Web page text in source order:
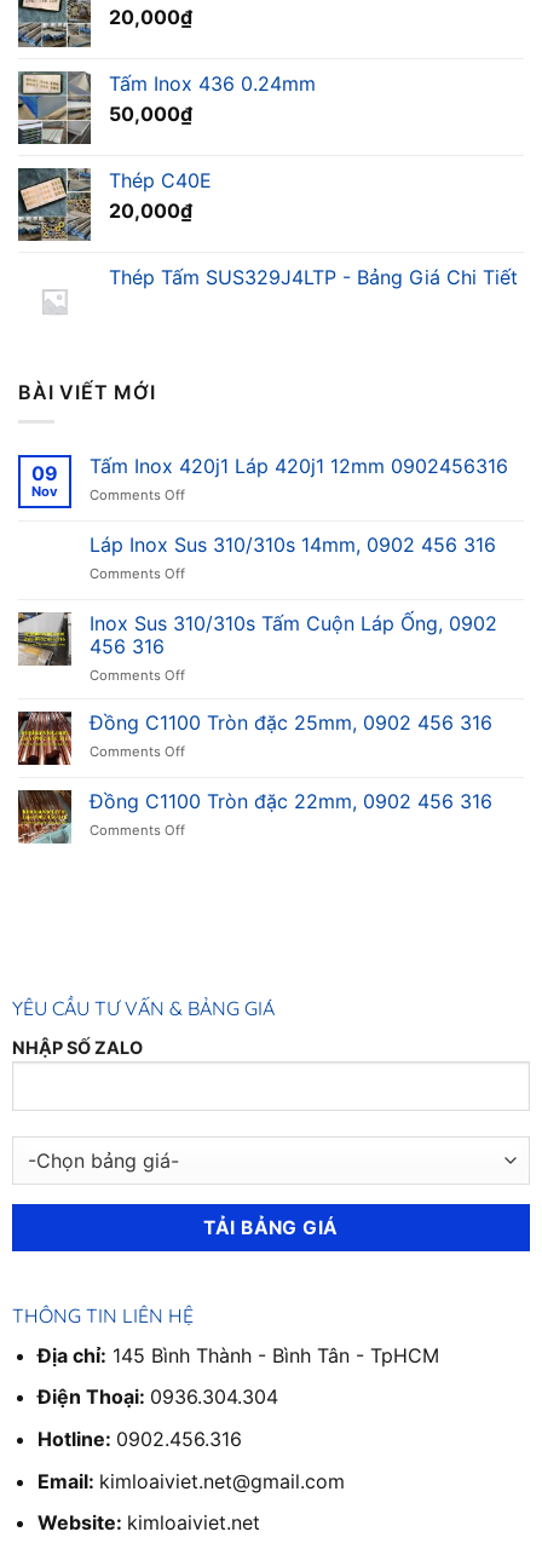
20,000₫
Tấm Inox 436 0.24mm
50,000₫
Thép C40E
20,000₫
Thép Tấm SUS329J4LTP - Bảng Giá Chi Tiết
BÀI VIẾT MỚI
09
Nov
Tấm Inox 420j1 Láp 420j1 12mm 0902456316
Comments Offon
Inox
420j1
Láp
12mm
0902456316
Láp Inox Sus 310/310s 14mm, 0902 456 316
Comments Offon
Inox
Sus
14mm,
456
Inox Sus 310/310s Tấm Cuộn Láp Ống, 0902
456 316
Comments Offon
Sus
310/310s
Láp
Đồng C1100 Tròn đặc 25mm, 0902 456 316
Comments Offon
C1100
Tròn
đặc
Đồng C1100 Tròn đặc 22mm, 0902 456 316
Comments Offon
316
YÊU CẦU TƯ VẤN & BẢNG GIÁ
NHẬP SỐ ZALO
THÔNG TIN LIÊN HỆ
Địa chỉ: 145 Bình Thành - Bình Tân - TpHCM
Điện Thoại: 0936.304.304
Hotline: 0902.456.316
Email: kimloaiviet.net@gmail.com
Website: kimloaiviet.net